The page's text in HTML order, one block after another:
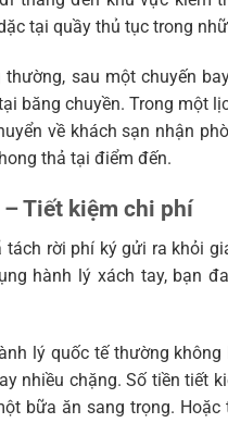
tại quầy thủ tục trong
sau một chuyến
băng chuyền. Trong một
về khách sạn nhận
thả tại điểm đến.
Tiết kiệm chi phí
tách rời phí ký gửi ra khỏi
hành lý xách tay, bạn
lý quốc tế thường không
nhiều chặng. Số tiền tiết
bữa ăn sang trọng.